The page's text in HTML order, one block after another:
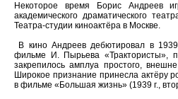
Некоторое время Борис Андреев
академического драматического
Театра-студии киноактёра в Москве.
В кино Андреев дебютировал в
фильме И. Пырьева «Трактористы»,
закрепилось амплуа простого,
Широкое признание принесла актёру
в фильме «Большая жизнь» (1939 г.,